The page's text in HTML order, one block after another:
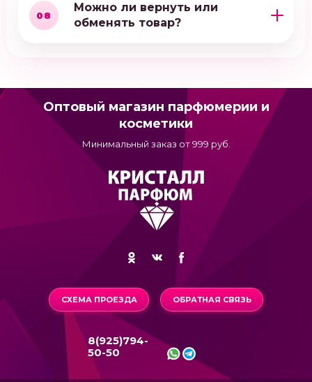
08
Можно ли вернуть или
обменять товар?
Оптовый магазин парфюмерии и
косметики
Минимальный заказ от 999 руб.
СХЕМА ПРОЕЗДА ОБРАТНАЯ СВЯЗЬ
8(925)794-
50-50